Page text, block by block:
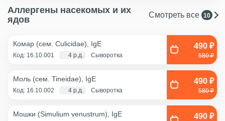
Аллергены насекомых и их
ядов
Смотреть все 10
Комар (сем. Culicidae), IgE
Код: 16.10.001 4 р.д. Сыворотка
490 ₽
580 ₽
Моль (сем. Tineidae), IgE
Код: 16.10.002 4 р.д. Сыворотка
490 ₽
580 ₽
Мошки (Simulium venustrum), IgE 490 ₽